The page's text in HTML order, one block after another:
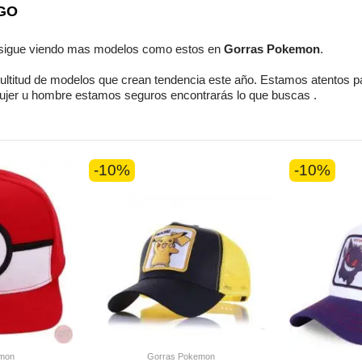
viendo mas modelos como estos en Gorras Pokemon.
de modelos que crean tendencia este año. Estamos atentos
u hombre estamos seguros encontrarás lo que buscas .
-10%
Gorras Pokemon
-10%